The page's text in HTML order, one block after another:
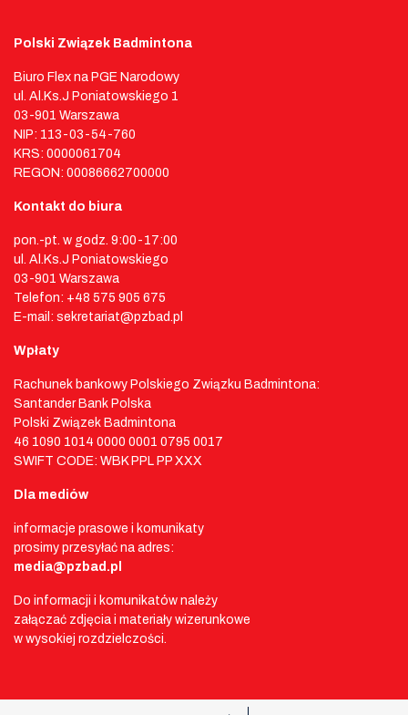
Polski Związek Badmintona
Biuro Flex na PGE Narodowy
ul. Al.Ks.J Poniatowskiego 1
03-901 Warszawa
NIP: 113-03-54-760
KRS: 0000061704
REGON: 00086662700000
Kontakt do biura
pon.-pt. w godz. 9:00-17:00
ul. Al.Ks.J Poniatowskiego
03-901 Warszawa
Telefon: +48 575 905 675
E-mail: sekretariat@pzbad.pl
Wpłaty
Rachunek bankowy Polskiego Związku Badmintona:
Santander Bank Polska
Polski Związek Badmintona
46 1090 1014 0000 0001 0795 0017
SWIFT CODE: WBK PPL PP XXX
Dla mediów
informacje prasowe i komunikaty
prosimy przesyłać na adres:
media@pzbad.pl
Do informacji i komunikatów należy
załączać zdjęcia i materiały wizerunkowe
w wysokiej rozdzielczości.